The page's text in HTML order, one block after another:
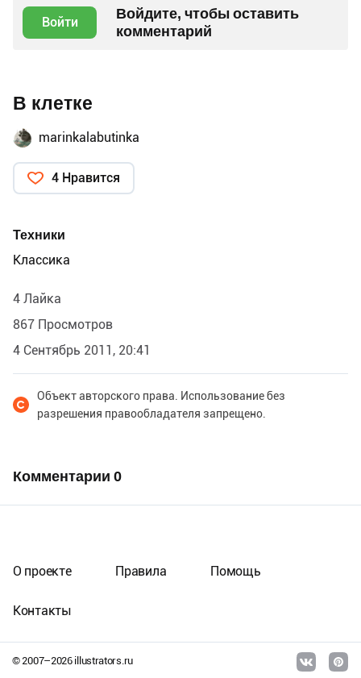
Войти
Войдите, чтобы оставить
комментарий
В клетке
marinkalabutinka
4 Нравится
Техники
Классика
4 Лайка
867 Просмотров
4 Сентябрь 2011, 20:41
Объект авторского права. Использование без
разрешения правообладателя запрещено.
Комментарии 0
© 2007–2026illustrators.ru
О проекте Правила Помощь
Контакты